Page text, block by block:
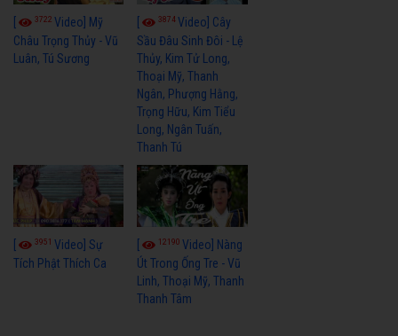
3722 Video] Mỹ
Châu Trọng Thủy - Vũ
Luân, Tú Sương
3874Video] Cây
Sầu Đâu Sinh Đôi - Lệ
Thủy, Kim Tử Long,
Thoại Mỹ, Thanh
Ngân, Phượng Hằng,
Trọng Hữu, Kim Tiểu
Long, Ngân Tuấn,
Thanh Tú
[ 3951 Video] Sự
Tích Phật Thích Ca
[ 12190Video] Nàng
Út Trong Ống Tre - Vũ
Linh, Thoại Mỹ, Thanh
Thanh Tâm